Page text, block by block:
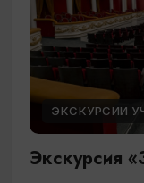
ЭКСКУРСИИ
Экскурсия